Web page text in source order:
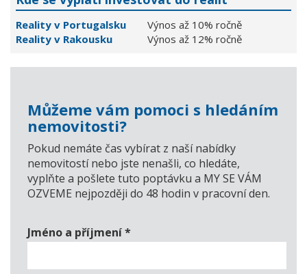
Reality v Portugalsku
Výnos až 10% ročně
Reality v Rakousku
Výnos až 12% ročně
Můžeme vám pomoci s hledáním
nemovitosti?
Pokud nemáte čas vybírat z naší nabídky
nemovitostí nebo jste nenašli, co hledáte,
vyplňte a pošlete tuto poptávku a MY SE VÁM
OZVEME nejpozději do 48 hodin v pracovní den.
Jméno a příjmení*